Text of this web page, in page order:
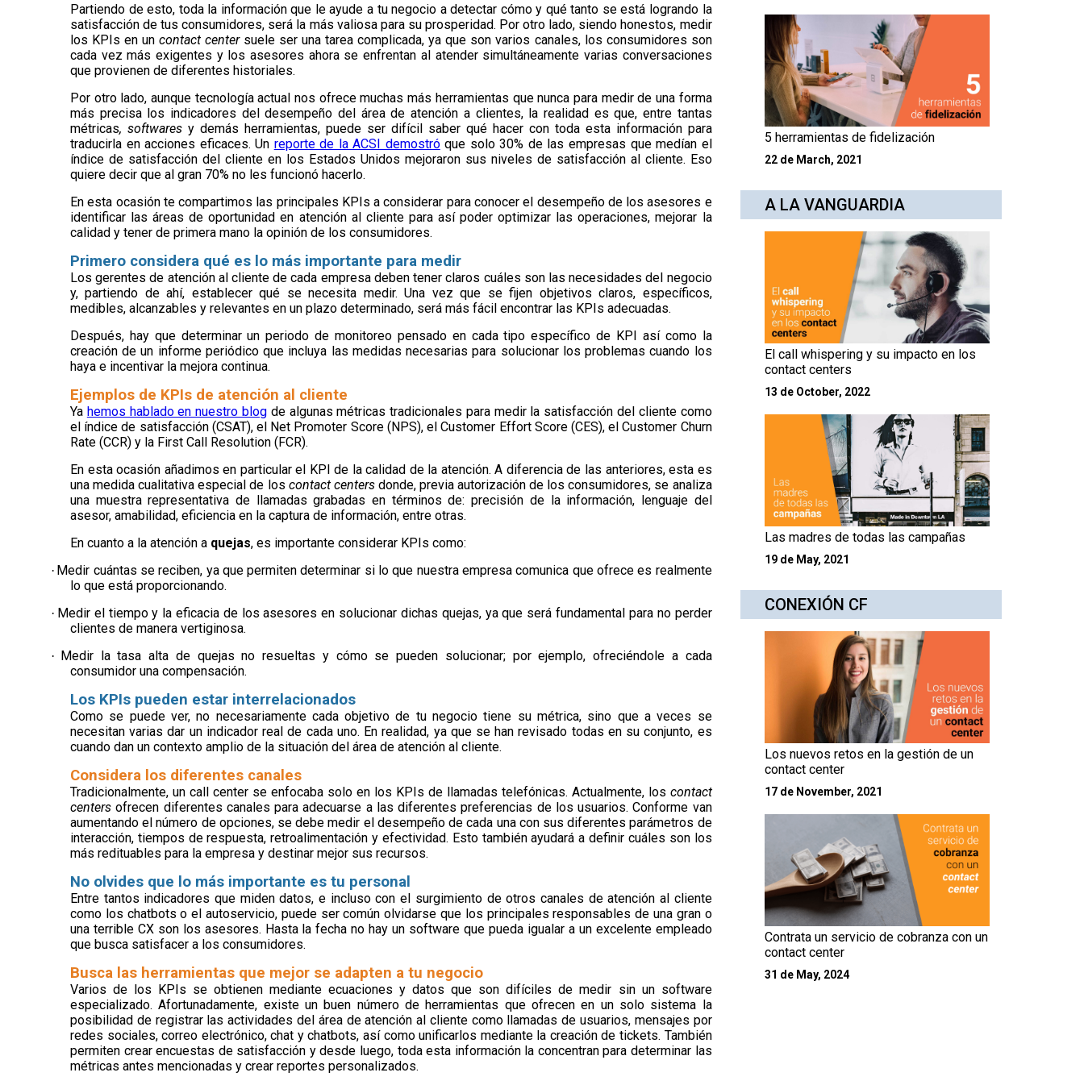
Partiendo de esto, toda la información que le ayude a tu negocio a detectar cómo y qué tanto se está logrando la
satisfacción de tus consumidores, será la más valiosa para su prosperidad. Por otro lado, siendo honestos, medir
los KPIs en uncontact centersuele ser una tarea complicada, ya que son varios canales, los consumidores son
cada vez más exigentes y los asesores ahora se enfrentan al atender simultáneamente varias conversaciones
que provienen de diferentes historiales.
Por otro lado, aunque tecnología actual nos ofrece muchas más herramientas que nunca para medir de una forma
más precisa los indicadores del desempeño del área de atención a clientes, la realidad es que, entre tantas
métricas, softwaresy demás herramientas, puede ser difícil saber qué hacer con toda esta información para
traducirla en acciones eficaces. Un reporte de la ACSI demostróque solo 30% de las empresas que medían el
índice de satisfacción del cliente en los Estados Unidos mejoraron sus niveles de satisfacción al cliente. Eso
quiere decir que al gran 70% no les funcionó hacerlo.
En esta ocasión te compartimos las principales KPIs a considerar para conocer el desempeño de los asesores e
identificar las áreas de oportunidad en atención al cliente para así poder optimizar las operaciones, mejorar la
calidad y tener de primera mano la opinión de los consumidores.
Primero considera qué es lo más importante para medir
Los gerentes de atención al cliente de cada empresa deben tener claros cuáles son las necesidades del negocio
y, partiendo de ahí, establecer qué se necesita medir. Una vez que se fijen objetivos claros, específicos,
medibles, alcanzables y relevantes en un plazo determinado, será más fácil encontrar las KPIs adecuadas.
Después, hay que determinar un periodo de monitoreo pensado en cada tipo específico de KPI así como la
creación de un informe periódico que incluya las medidas necesarias para solucionar los problemas cuando los
haya e incentivar la mejora continua.
Ejemplos de KPIs de atención al cliente
Ya hemos hablado en nuestro blogde algunas métricas tradicionales para medir la satisfacción del cliente como
el índice de satisfacción (CSAT), el Net Promoter Score (NPS), el Customer Effort Score (CES), el Customer Churn
Rate (CCR) y la First Call Resolution (FCR).
En esta ocasión añadimos en particular el KPI de la calidad de la atención. A diferencia de las anteriores, esta es
una medida cualitativa especial de los contact centersdonde, previa autorización de los consumidores, se analiza
una muestra representativa de llamadas grabadas en términos de: precisión de la información, lenguaje del
asesor, amabilidad, eficiencia en la captura de información, entre otras.
En cuanto a la atención a quejas, es importante considerar KPIs como:
· Medir cuántas se reciben, ya que permiten determinar si lo que nuestra empresa comunica que ofrece es realmente
lo que está proporcionando.
· Medir el tiempo y la eficacia de los asesores en solucionar dichas quejas, ya que será fundamental para no perder
clientes de manera vertiginosa.
·
Medir la tasa alta de quejas no resueltas y cómo se pueden solucionar; por ejemplo, ofreciéndole a cada
consumidor una compensación.
Los KPIs pueden estar interrelacionados
Como se puede ver, no necesariamente cada objetivo de tu negocio tiene su métrica, sino que a veces se
necesitan varias dar un indicador real de cada uno. En realidad, ya que se han revisado todas en su conjunto, es
cuando dan un contexto amplio de la situación del área de atención al cliente.
Considera los diferentes canales
Tradicionalmente, un call center se enfocaba solo en los KPIs de llamadas telefónicas. Actualmente, los contact
centers ofrecen diferentes canales para adecuarse a las diferentes preferencias de los usuarios. Conforme van
aumentando el número de opciones, se debe medir el desempeño de cada una con sus diferentes parámetros de
interacción, tiempos de respuesta, retroalimentación y efectividad. Esto también ayudará a definir cuáles son los
más redituables para la empresa y destinar mejor sus recursos.
No olvides que lo más importante es tu personal
Entre tantos indicadores que miden datos, e incluso con el surgimiento de otros canales de atención al cliente
como los chatbots o el autoservicio, puede ser común olvidarse que los principales responsables de una gran o
una terrible CX son los asesores. Hasta la fecha no hay un software que pueda igualar a un excelente empleado
que busca satisfacer a los consumidores.
Busca las herramientas que mejor se adapten a tu negocio
Varios de los KPIs se obtienen mediante ecuaciones y datos que son difíciles de medir sin un software
especializado. Afortunadamente, existe un buen número de herramientas que ofrecen en un solo sistema la
posibilidad de registrar las actividades del área de atención al cliente como llamadas de usuarios, mensajes por
redes sociales, correo electrónico, chat y chatbots, así como unificarlos mediante la creación de tickets. También
permiten crear encuestas de satisfacción y desde luego, toda esta información la concentran para determinar las
métricas antes mencionadas y crear reportes personalizados.
5 herramientas de fidelización
22 de March, 2021
A LA VANGUARDIA
El call whispering y su impacto en los
contact centers
13 de October, 2022
Las madres de todas las campañas
19 de May, 2021
CONEXIÓN CF
Los nuevos retos en la gestión de un
contact center
17 de November, 2021
Contrata un servicio de cobranza con un
contact center
31 de May, 2024